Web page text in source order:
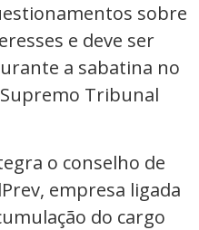
sobre
e deve ser
a sabatina no
Tribunal
o conselho de
empresa ligada
do cargo